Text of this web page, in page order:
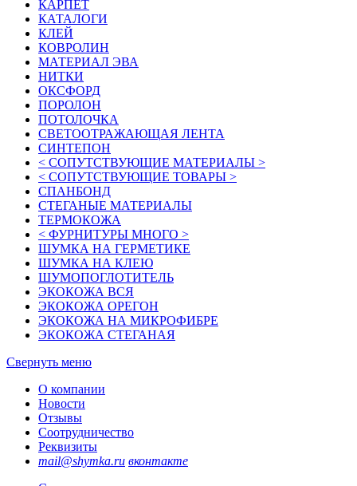
КАРПЕТ
КАТАЛОГИ
КЛЕЙ
КОВРОЛИН
МАТЕРИАЛ ЭВА
НИТКИ
ОКСФОРД
ПОРОЛОН
ПОТОЛОЧКА
СВЕТООТРАЖАЮЩАЯ ЛЕНТА
СИНТЕПОН
< СОПУТСТВУЮЩИЕ МАТЕРИАЛЫ >
< СОПУТСТВУЮЩИЕ ТОВАРЫ >
СПАНБОНД
СТЕГАНЫЕ МАТЕРИАЛЫ
ТЕРМОКОЖА
< ФУРНИТУРЫ МНОГО >
ШУМКА НА ГЕРМЕТИКЕ
ШУМКА НА КЛЕЮ
ШУМОПОГЛОТИТЕЛЬ
ЭКОКОЖА ВСЯ
ЭКОКОЖА ОРЕГОН
ЭКОКОЖА НА МИКРОФИБРЕ
ЭКОКОЖА СТЕГАНАЯ
Свернуть меню
О компании
Новости
Отзывы
Соотрудничество
Реквизиты
mail@shymka.ru вконтакте